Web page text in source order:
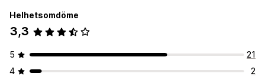
Helhetsomdöme
3,3
5
21
4
2